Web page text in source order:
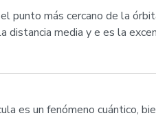
punto más cercano de la
media y e es la
es un fenómeno cuántico,